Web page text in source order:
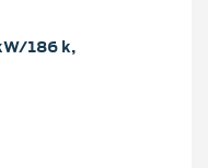
186 k,